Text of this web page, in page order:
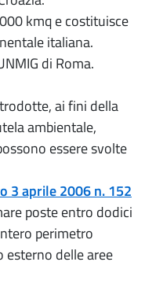
kmq e costituisce
italiana.
di Roma.
ai fini della
ambientale,
essere svolte
3 aprile 2006 n. 152
poste entro dodici
perimetro
esterno delle aree